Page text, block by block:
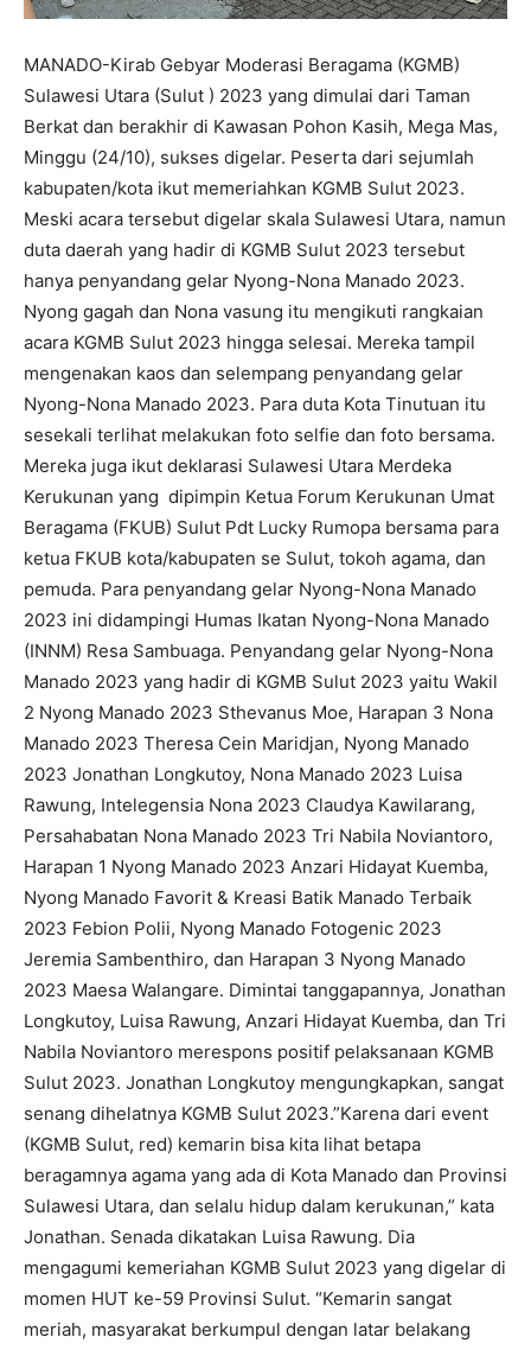
MANADO-Kirab Gebyar Moderasi Beragama (KGMB)
Sulawesi Utara (Sulut ) 2023 yang dimulai dari Taman
Berkat dan berakhir di Kawasan Pohon Kasih, Mega Mas,
Minggu (24/10), sukses digelar. Peserta dari sejumlah
kabupaten/kota ikut memeriahkan KGMB Sulut 2023.
Meski acara tersebut digelar skala Sulawesi Utara, namun
duta daerah yang hadir di KGMB Sulut 2023 tersebut
hanya penyandang gelar Nyong-Nona Manado 2023.
Nyong gagah dan Nona vasung itu mengikuti rangkaian
acara KGMB Sulut 2023 hingga selesai. Mereka tampil
mengenakan kaos dan selempang penyandang gelar
Nyong-Nona Manado 2023. Para duta Kota Tinutuan itu
sesekali terlihat melakukan foto selfie dan foto bersama.
Mereka juga ikut deklarasi Sulawesi Utara Merdeka
Kerukunan yang dipimpin Ketua Forum Kerukunan Umat
Beragama (FKUB) Sulut Pdt Lucky Rumopa bersama para
ketua FKUB kota/kabupaten se Sulut, tokoh agama, dan
pemuda. Para penyandang gelar Nyong-Nona Manado
2023 ini didampingi Humas Ikatan Nyong-Nona Manado
(INNM) Resa Sambuaga. Penyandang gelar Nyong-Nona
Manado 2023 yang hadir di KGMB Sulut 2023 yaitu Wakil
2 Nyong Manado 2023 Sthevanus Moe, Harapan 3 Nona
Manado 2023 Theresa Cein Maridjan, Nyong Manado
2023 Jonathan Longkutoy, Nona Manado 2023 Luisa
Rawung, Intelegensia Nona 2023 Claudya Kawilarang,
Persahabatan Nona Manado 2023 Tri Nabila Noviantoro,
Harapan 1 Nyong Manado 2023 Anzari Hidayat Kuemba,
Nyong Manado Favorit & Kreasi Batik Manado Terbaik
2023 Febion Polii, Nyong Manado Fotogenic 2023
Jeremia Sambenthiro, dan Harapan 3 Nyong Manado
2023 Maesa Walangare. Dimintai tanggapannya, Jonathan
Longkutoy, Luisa Rawung, Anzari Hidayat Kuemba, dan Tri
Nabila Noviantoro merespons positif pelaksanaan KGMB
Sulut 2023. Jonathan Longkutoy mengungkapkan, sangat
senang dihelatnya KGMB Sulut 2023.”Karena dari event
(KGMB Sulut, red) kemarin bisa kita lihat betapa
beragamnya agama yang ada di Kota Manado dan Provinsi
Sulawesi Utara, dan selalu hidup dalam kerukunan,” kata
Jonathan. Senada dikatakan Luisa Rawung. Dia
mengagumi kemeriahan KGMB Sulut 2023 yang digelar di
momen HUT ke-59 Provinsi Sulut. “Kemarin sangat
meriah, masyarakat berkumpul dengan latar belakang